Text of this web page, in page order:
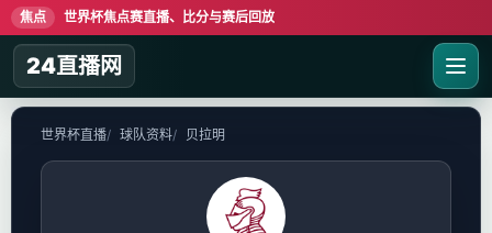
焦点 世界杯焦点赛直播、比分与赛后回放
24直播网
世界杯直播 球队资料 贝拉明